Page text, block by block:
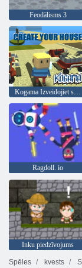
Feodālisms 3
Ragdoll. io
Inku piedzīvojums
Spēles
kvests